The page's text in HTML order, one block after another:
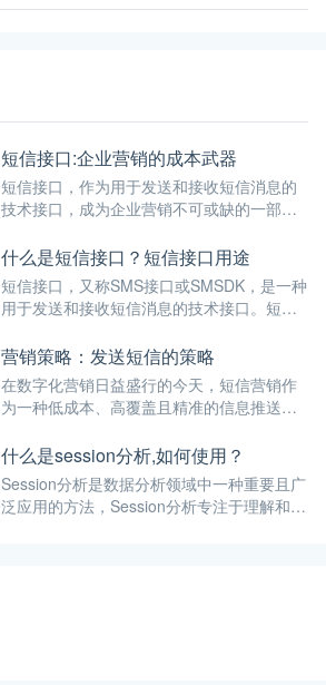
短信接口:企业营销的成本武器
短信接口，作为用于发送和接收短信消息的
技术接口，成为企业营销不可或缺的一部
功能集成到各种应用程序中，实现自动化的
短信通信。
什么是短信接口？短信接口用途
短信接口，又称SMS接口或SMSDK，是一种
用于发送和接收短信消息的技术接口。短信
集成到各种应用程序中，实现自动化的短信
通信。
营销策略：发送短信的策略
在数字化营销日益盛行的今天，短信营销作
为一种低成本、高覆盖且精准的信息推送方
什么是session分析,如何使用？
Session分析是数据分析领域中一种重要且广
泛应用的方法，Session分析专注于理解和分